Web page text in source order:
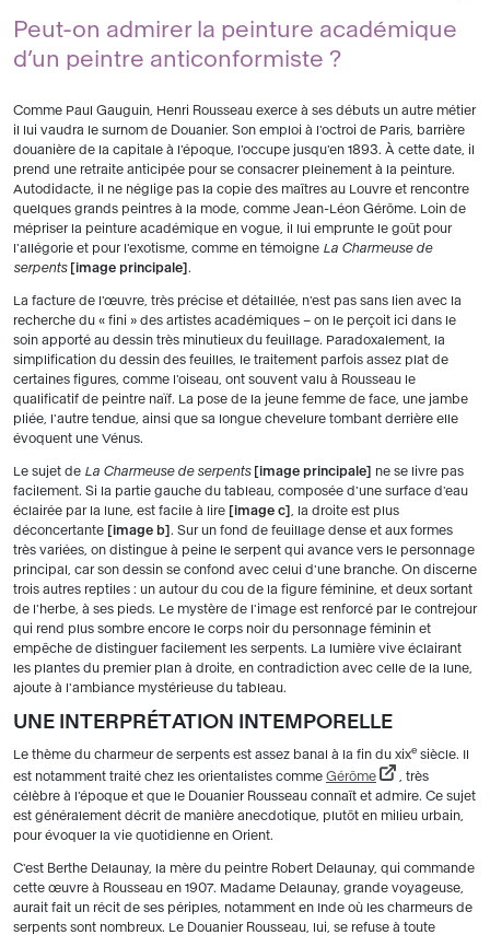
Peut-on admirer la peinture académique
d’un peintre anticonformiste ?
Comme Paul Gauguin, Henri Rousseau exerce à ses débuts un autre métier
il lui vaudra le surnom de Douanier. Son emploi à l'octroi de Paris, barrière
douanière de la capitale à l'époque, l'occupe jusqu'en 1893. À cette date, il
prend une retraite anticipée pour se consacrer pleinement à la peinture.
Autodidacte, il ne néglige pas la copie des maîtres au Louvre et rencontre
quelques grands peintres à la mode, comme Jean-Léon Gérôme. Loin de
mépriser la peinture académique en vogue, il lui emprunte le goût pour
l'allégorie et pour l'exotisme, comme en témoigne La Charmeuse de
serpents
image principale .
La facture de l'œuvre, très précise et détaillée, n'est pas sans lien avec la
recherche du « fini » des artistes académiques – on le perçoit ici dans le
soin apporté au dessin très minutieux du feuillage. Paradoxalement, la
simplification du dessin des feuilles, le traitement parfois assez plat de
certaines figures, comme l'oiseau, ont souvent valu à Rousseau le
qualificatif de peintre naïf. La pose de la jeune femme de face, une jambe
pliée, l'autre tendue, ainsi que sa longue chevelure tombant derrière elle
évoquent une Vénus.
Le sujet de La Charmeuse de serpents image principale
ne se livre pas
facilement. Si la partie gauche du tableau, composée d'une surface d'eau
éclairée par la lune, est facile à lire
image c
, la droite est plus
déconcertante
image b . Sur un fond de feuillage dense et aux formes
très variées, on distingue à peine le serpent qui avance vers le personnage
principal, car son dessin se confond avec celui d'une branche. On discerne
trois autres reptiles : un autour du cou de la figure féminine, et deux sortant
de l'herbe, à ses pieds. Le mystère de l'image est renforcé par le contrejour
qui rend plus sombre encore le corps noir du personnage féminin et
empêche de distinguer facilement les serpents. La lumière vive éclairant
les plantes du premier plan à droite, en contradiction avec celle de la lune,
ajoute à l'ambiance mystérieuse du tableau.
UNE INTERPRÉTATION INTEMPORELLE
Le thème du charmeur de serpents est assez banal à la fin du xixe siècle. Il
est notamment traité chez les orientalistes comme Gérôme
, très
célèbre à l'époque et que le Douanier Rousseau connaît et admire. Ce sujet
est généralement décrit de manière anecdotique, plutôt en milieu urbain,
pour évoquer la vie quotidienne en Orient.
C'est Berthe Delaunay, la mère du peintre Robert Delaunay, qui commande
cette œuvre à Rousseau en 1907. Madame Delaunay, grande voyageuse,
aurait fait un récit de ses périples, notamment en Inde où les charmeurs de
serpents sont nombreux. Le Douanier Rousseau, lui, se refuse à toute